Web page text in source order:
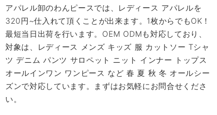
アパレル卸のわんピースでは、レディース アパレルを
320円~仕入れて頂くことが出来ます。1枚からでもOK！
最短当日出荷を行います。OEM ODMも対応しており、
対象は、レディース メンズ キッズ 服 カットソー Tシャ
ツ デニム パンツ サロペット ニット インナー トップス
オールインワン ワンピース など 春 夏 秋 冬 オールシー
ズンで対応しています。まずはお気軽にお問合せくださ
い。